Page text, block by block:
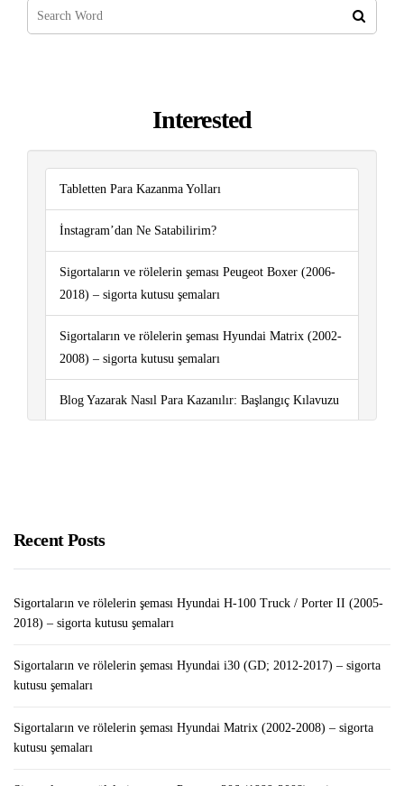
Interested
Tabletten Para Kazanma Yolları
İnstagram’dan Ne Satabilirim?
Sigortaların ve rölelerin şeması Peugeot Boxer (2006-
2018) – sigorta kutusu şemaları
Sigortaların ve rölelerin şeması Hyundai Matrix (2002-
2008) – sigorta kutusu şemaları
Blog Yazarak Nasıl Para Kazanılır: Başlangıç ​​Kılavuzu
Recent Posts
Sigortaların ve rölelerin şeması Hyundai H-100 Truck / Porter II (2005-
2018) – sigorta kutusu şemaları
Sigortaların ve rölelerin şeması Hyundai i30 (GD; 2012-2017) – sigorta
kutusu şemaları
Sigortaların ve rölelerin şeması Hyundai Matrix (2002-2008) – sigorta
kutusu şemaları